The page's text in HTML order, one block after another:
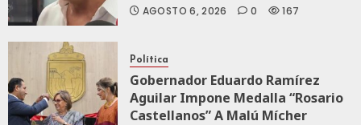
AGOSTO 6, 2026 0 167
Política
Gobernador Eduardo Ramírez
Aguilar Impone Medalla “Rosario
Castellanos” A Malú Mícher